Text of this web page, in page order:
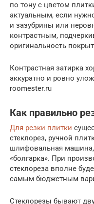
по тону с цветом
актуальным, если
и зазубрины или
контрастным,
оригинальность
Контрастная затирка
аккуратно и ровно
roomester.ru
Как правильно
Для резки плитки
стеклорез, ручной
шлифовальная
«болгарка». При
стеклореза вполне
самым бюджетным
Стеклорезы бывают